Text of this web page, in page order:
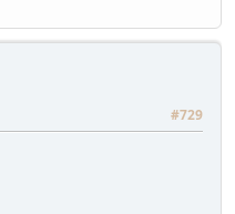
#729